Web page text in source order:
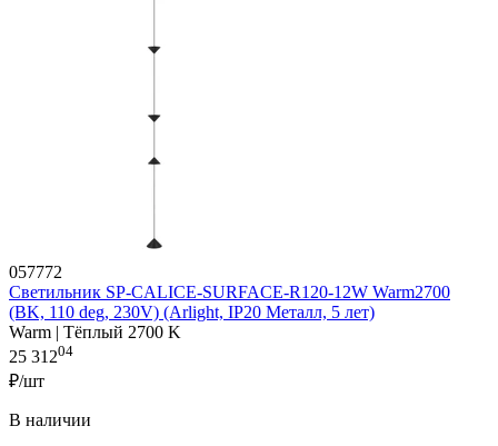
057772
Светильник SP-CALICE-SURFACE-R120-12W Warm2700
(BK, 110 deg, 230V) (Arlight, IP20 Металл, 5 лет)
Warm | Тёплый 2700 K
25 31204
₽/шт
В наличии